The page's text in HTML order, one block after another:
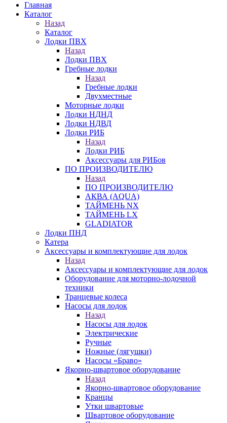
Главная
Каталог
Назад
Каталог
Лодки ПВХ
Назад
Лодки ПВХ
Гребные лодки
Назад
Гребные лодки
Двухместные
Моторные лодки
Лодки НДНД
Лодки НДВД
Лодки РИБ
Назад
Лодки РИБ
Аксессуары для РИБов
ПО ПРОИЗВОДИТЕЛЮ
Назад
ПО ПРОИЗВОДИТЕЛЮ
АКВА (AQUA)
ТАЙМЕНЬ NX
ТАЙМЕНЬ LX
GLADIATOR
Лодки ПНД
Катера
Аксессуары и комплектующие для лодок
Назад
Аксессуары и комплектующие для лодок
Оборудование для моторно-лодочной
техники
Транцевые колеса
Насосы для лодок
Назад
Насосы для лодок
Электрические
Ручные
Ножные (лягушки)
Насосы «Браво»
Якорно-швартовое оборудование
Назад
Якорно-швартовое оборудование
Кранцы
Утки швартовые
Швартовое оборудование